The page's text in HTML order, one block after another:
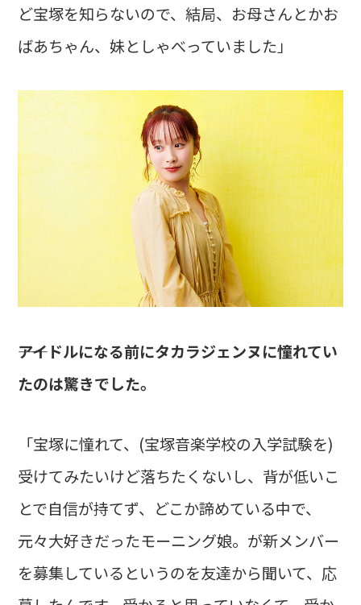
ど宝塚を知らないので、結局、お母さんとかお
ばあちゃん、妹としゃべっていました」
――アイドルになる前にタカラジェンヌに憧れてい
たのは驚きでした。
「宝塚に憧れて、(宝塚音楽学校の入学試験を)
受けてみたいけど落ちたくないし、背が低いこ
とで自信が持てず、どこか諦めている中で、
元々大好きだったモーニング娘。が新メンバー
を募集しているというのを友達から聞いて、応